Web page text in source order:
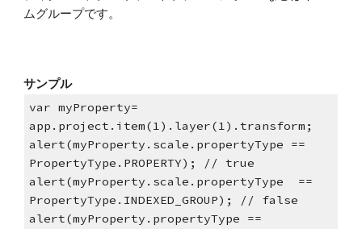
ムグループです。
サンプル
var myProperty=
app.project.item(1).layer(1).transform;
alert(myProperty.scale.propertyType ==
PropertyType.PROPERTY); // true
alert(myProperty.scale.propertyType  ==
PropertyType.INDEXED_GROUP); // false
alert(myProperty.propertyType ==